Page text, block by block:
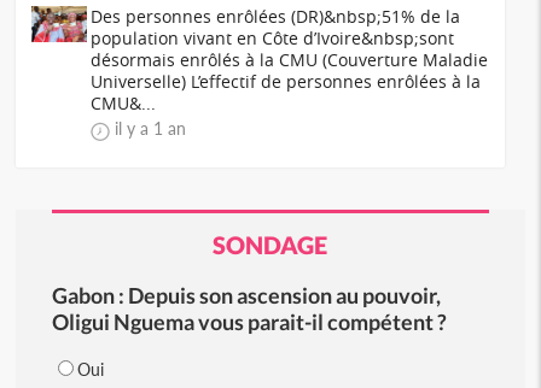
Des personnes enrôlées (DR)&nbsp;51% de la
population vivant en Côte d’Ivoire&nbsp;sont
désormais enrôlés à la CMU (Couverture Maladie
Universelle) L’effectif de personnes enrôlées à la
CMU&...
il y a 1 an
SONDAGE
Gabon : Depuis son ascension au pouvoir,
Oligui Nguema vous parait-il compétent ?
Oui